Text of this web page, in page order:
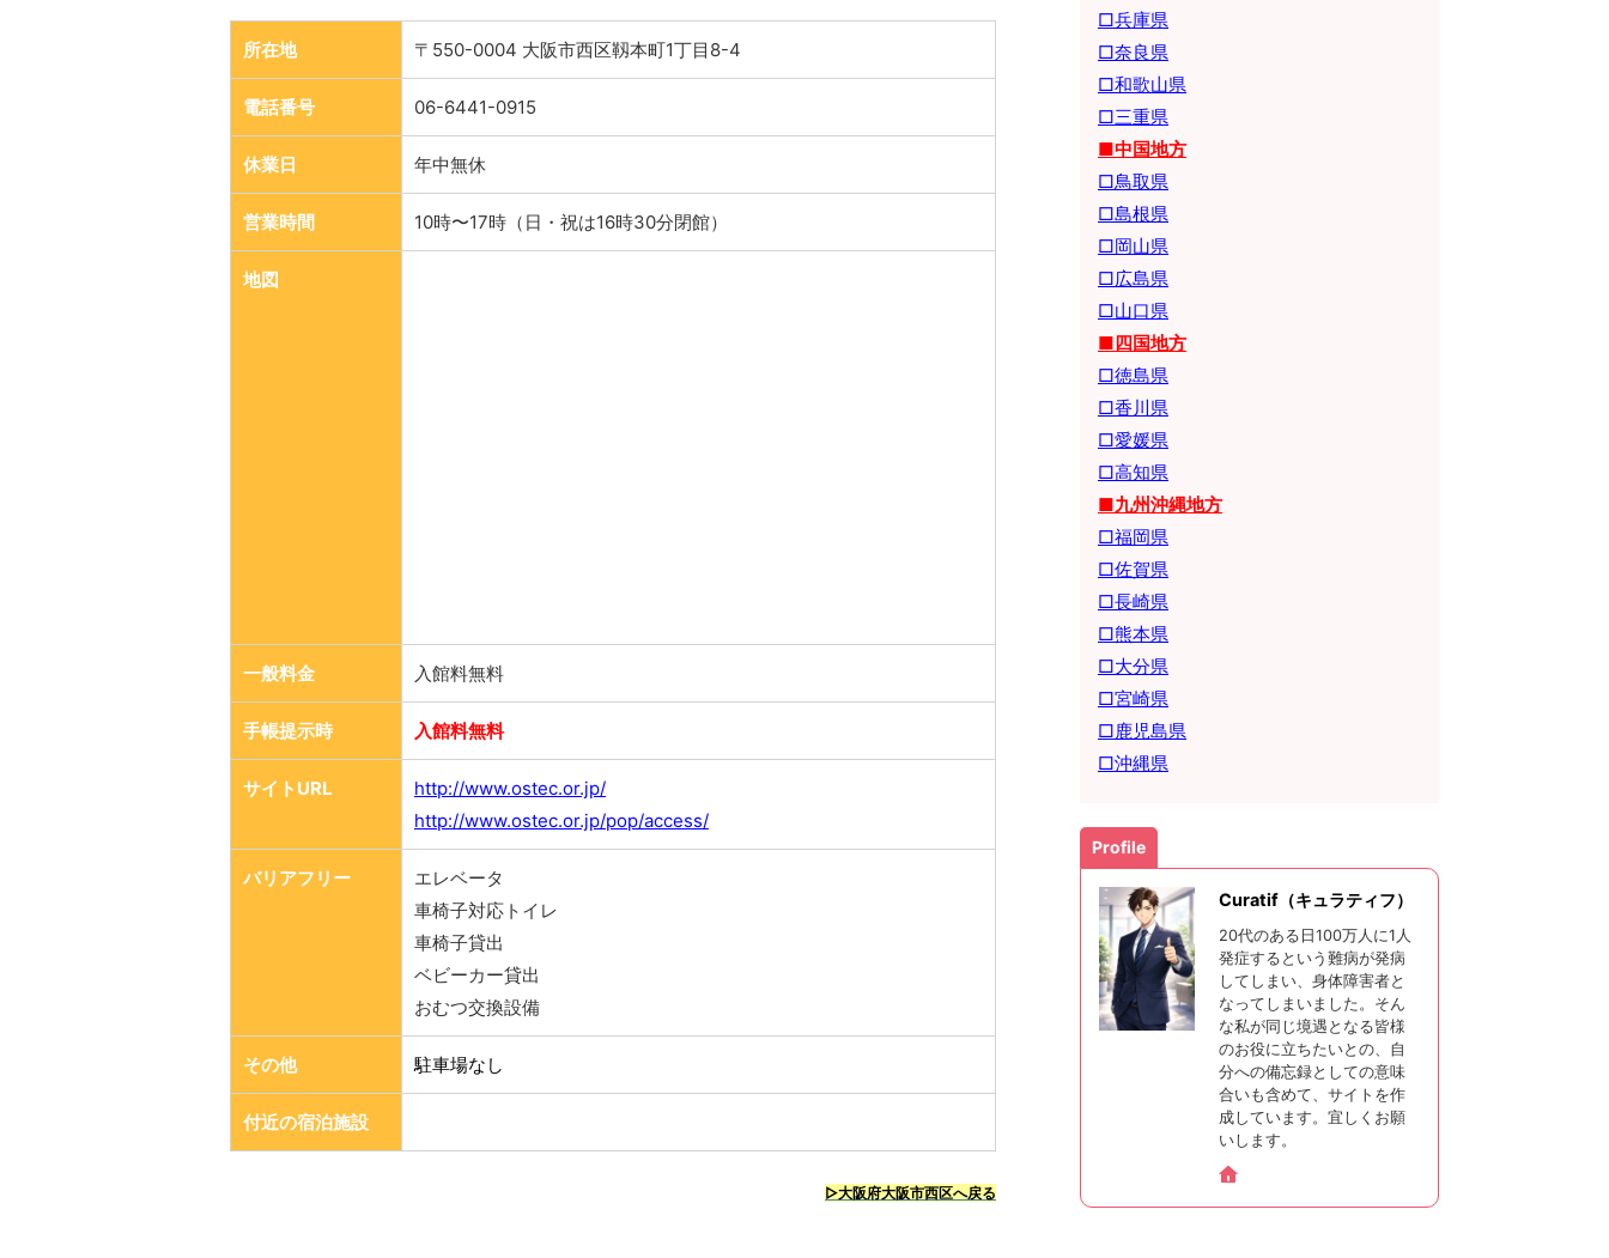
所在地 〒550-0004 大阪市西区靱本町1丁目8-4
電話番号 06-6441-0915
休業日 年中無休
営業時間 10時〜17時（日・祝は16時30分閉館）
地図
一般料金 入館料無料
手帳提示時 入館料無料
サイトURL
http://www.ostec.or.jp/
http://www.ostec.or.jp/pop/access/
バリアフリー
エレベータ
車椅子対応トイレ
車椅子貸出
ベビーカー貸出
おむつ交換設備
その他 駐車場なし
付近の宿泊施設
▷大阪府大阪市西区へ戻る
□兵庫県
□奈良県
□和歌山県
□三重県
■中国地方
□鳥取県
□島根県
□岡山県
□広島県
□山口県
■四国地方
□徳島県
□香川県
□愛媛県
□高知県
■九州沖縄地方
□福岡県
□佐賀県
□長崎県
□熊本県
□大分県
□宮崎県
□鹿児島県
□沖縄県
Profile
Curatif（キュラティフ）
20代のある日100万人に1人
発症するという難病が発病
してしまい、身体障害者と
なってしまいました。そん
な私が同じ境遇となる皆様
のお役に立ちたいとの、自
分への備忘録としての意味
合いも含めて、サイトを作
成しています。宜しくお願
いします。